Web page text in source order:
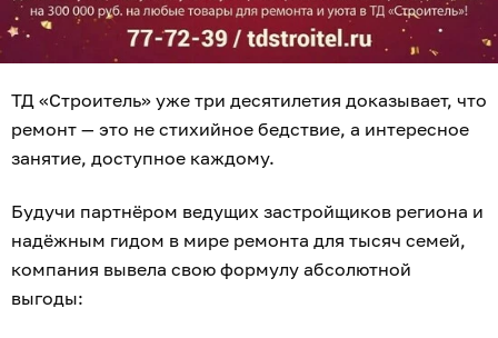
ТД «Строитель» уже три десятилетия доказывает, что
ремонт — это не стихийное бедствие, а интересное
занятие, доступное каждому.
Будучи партнёром ведущих застройщиков региона и
надёжным гидом в мире ремонта для тысяч семей,
компания вывела свою формулу абсолютной
выгоды: